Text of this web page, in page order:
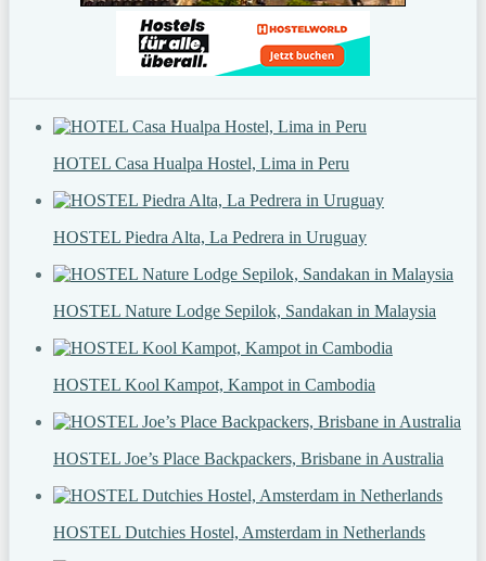
HOTEL Casa Hualpa Hostel, Lima in Peru
HOSTEL Piedra Alta, La Pedrera in Uruguay
HOSTEL Nature Lodge Sepilok, Sandakan in Malaysia
HOSTEL Kool Kampot, Kampot in Cambodia
HOSTEL Joe’s Place Backpackers, Brisbane in Australia
HOSTEL Dutchies Hostel, Amsterdam in Netherlands